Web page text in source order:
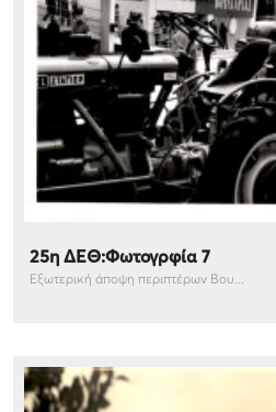
25η ΔΕΘ:Φωτογρφία 7
Εξωτερική άποψη περιπτέρων Βου...